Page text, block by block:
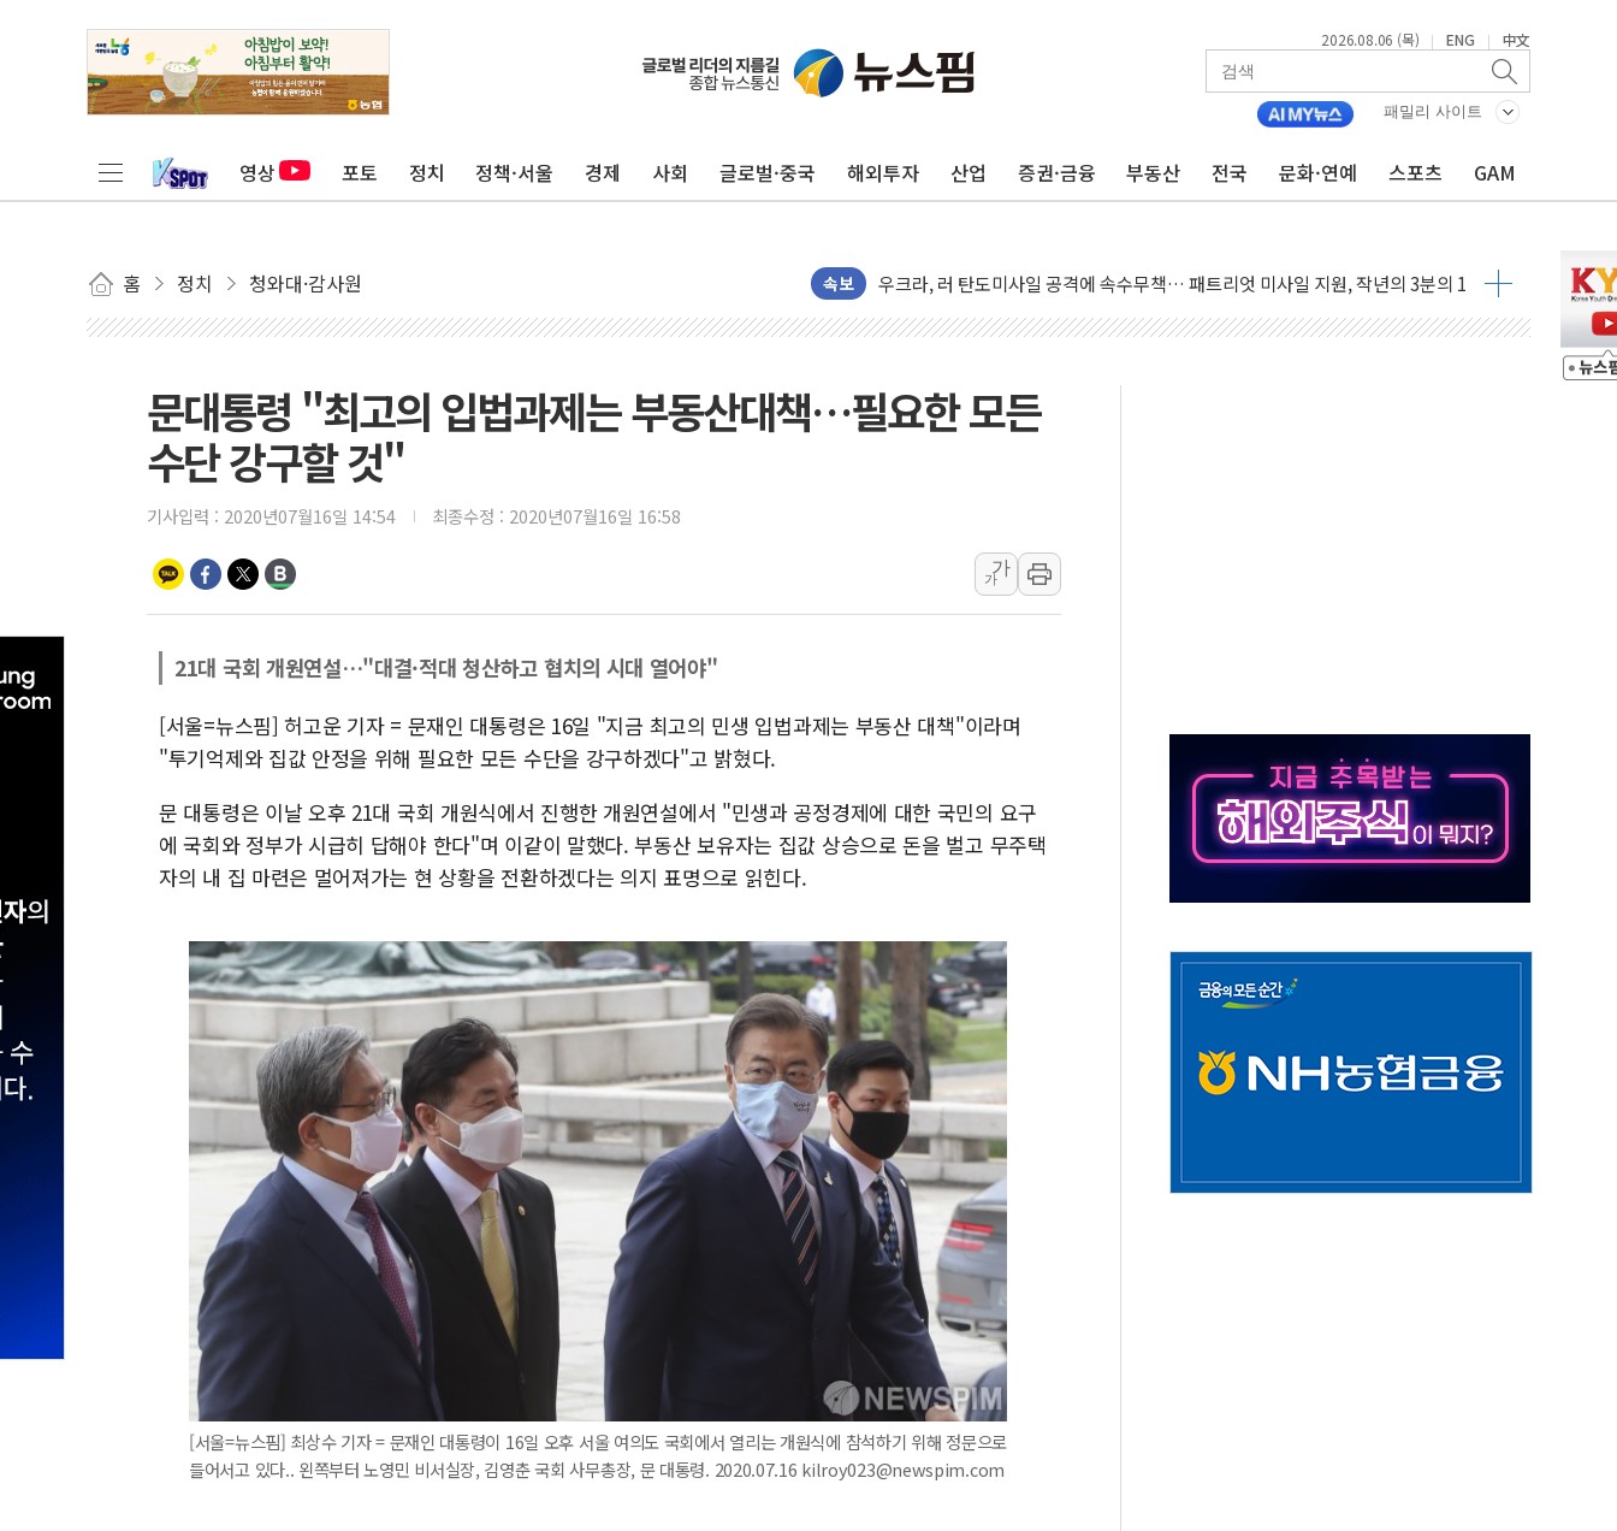
2026.08.06 (목) | ENG | 中文
패밀리 사이트
영상 포토 정치 정책·서울 경제 사회 글로벌·중국 해외투자 산업 증권·금융 부동산 전국 문화·연예 스포츠 GAM
홈 정치 청와대·감사원 속보
법원, '관저 이전 봐주기 감사' 유병호 구속적부심 기각
성폭력 피해자 보호단체, 경찰수사개혁위에 보완수사권 폐지 우려 전달
"5.18은 북한 지령" 설교한 목사 불구속 송치
[종합] 특검, '양평' 원희룡 2차 조사…'당정대 회의' 한동훈·방기선 수사도 속도
제천 바이오밸리 공장 옥상서 불…30여분 만에 진화
개혁신당 "민주, '盧 수사' 악연으로 형사사법 틀 바꿔…국민 불안감 가중"
한국투자증권, 국내 최초 상반기 영업이익 2조 돌파
[IPO] 니어스랩 "피지컬 AI 자율비행 기술로 글로벌 방산 시장 공략"
초등학교 앞서 '쾅'…대전 중구서 시내버스 등 3중 추돌·1명 부상
중소기업계 "세제개편안 기본방향 공감...현장 목소리 반영되길"
"전월세 대책 없고 집값만 오른다"…서울시 부동산 토론회서 쏟아진 우려
배틀그라운드 모바일 월드컵 파리서 개막
청와대 "내일 부동산 점검 2차 회의"…주택 공급 방안 논의한다
문대통령 "최고의 입법과제는 부동산대책…필요한 모든
수단 강구할 것"
기사입력 : 2020년07월16일 14:54 최종수정 : 2020년07월16일 16:58
가
가
21대 국회 개원연설…"대결·적대 청산하고 협치의 시대 열어야"
[서울=뉴스핌] 허고운 기자 = 문재인 대통령은 16일 "지금 최고의 민생 입법과제는 부동산 대책"이라며
"투기억제와 집값 안정을 위해 필요한 모든 수단을 강구하겠다"고 밝혔다.
문 대통령은 이날 오후 21대 국회 개원식에서 진행한 개원연설에서 "민생과 공정경제에 대한 국민의 요구
에 국회와 정부가 시급히 답해야 한다"며 이같이 말했다. 부동산 보유자는 집값 상승으로 돈을 벌고 무주택
자의 내 집 마련은 멀어져가는 현 상황을 전환하겠다는 의지 표명으로 읽힌다.
[서울=뉴스핌] 최상수 기자 = 문재인 대통령이 16일 오후 서울 여의도 국회에서 열리는 개원식에 참석하기 위해 정문으로
들어서고 있다.. 왼쪽부터 노영민 비서실장, 김영춘 국회 사무총장, 문 대통령. 2020.07.16 kilroy023@newspim.com